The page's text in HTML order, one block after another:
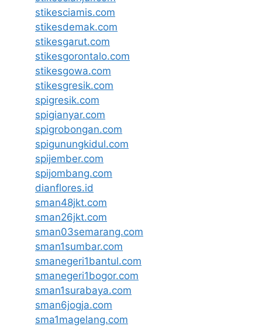
stikesciamis.com
stikesdemak.com
stikesgarut.com
stikesgorontalo.com
stikesgowa.com
stikesgresik.com
spigresik.com
spigianyar.com
spigrobongan.com
spigunungkidul.com
spijember.com
spijombang.com
dianflores.id
sman48jkt.com
sman26jkt.com
sman03semarang.com
sman1sumbar.com
smanegeri1bantul.com
smanegeri1bogor.com
sman1surabaya.com
sman6jogja.com
sma1magelang.com